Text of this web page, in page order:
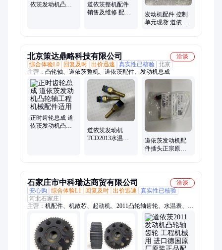
依茨发动机凸轮
道依茨整机配件
销售及维修 配件
发动机配件 控制
单元现货 道依茨
北京策达鼎略科技有限公司
洽谈
综合体验L0
回复及时 出价迅速 真实性已核验 北京
主营： 凸轮轴、道依茨整机、道依茨配件、发动机总成
正时齿轮总成 道
依茨发动机凸轮
道依茨发动机
TCD2013水温传
道依茨发动机配
件插头正宗原厂
石家庄市中科瑞达商贸有限公司
洽谈
安心购
综合体验L1 回复及时 出价迅速
真实性已核验
河北石家庄
主营： 机配件、机散芯、起动机、2011凸轮轴齿轮、水温表、柴
油机、排气管、发电机、912缸套、914连杆、水温盖、单体泵、
藕合器、涨紧轮、启动机、增压器、喷油器、机油管、发动机、
机油泵、912油头、道依茨、耦合器、节温器、1013机滤、1013
缸垫